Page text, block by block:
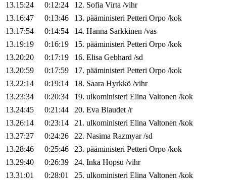
13.15:24
0:12:24 12. Sofia Virta /vihr
13.16:47
0:13:46 13. pääministeri Petteri Orpo /kok
13.17:54
0:14:54 14. Hanna Sarkkinen /vas
13.19:19
0:16:19 15. pääministeri Petteri Orpo /kok
13.20:20
0:17:19 16. Elisa Gebhard /sd
13.20:59
0:17:59 17. pääministeri Petteri Orpo /kok
13.22:14
0:19:14 18. Saara Hyrkkö /vihr
13.23:34
0:20:34 19. ulkoministeri Elina Valtonen /kok
13.24:45
0:21:44 20. Eva Biaudet/r
13.26:14
0:23:14 21. ulkoministeri Elina Valtonen /kok
13.27:27
0:24:26 22. Nasima Razmyar/sd
13.28:46
0:25:46 23. pääministeri Petteri Orpo /kok
13.29:40
0:26:39 24. Inka Hopsu /vihr
13.31:01
0:28:01 25. ulkoministeri Elina Valtonen /kok